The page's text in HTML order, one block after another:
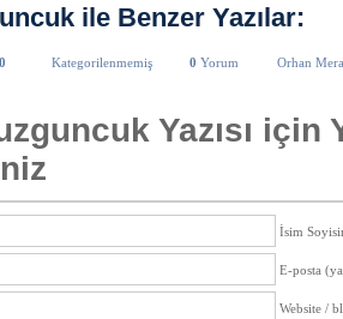
ile Benzer Yazılar:
Kategorilenmemiş 0 Yorum Orhan
Yazısı için
İsim
E-posta
Website /